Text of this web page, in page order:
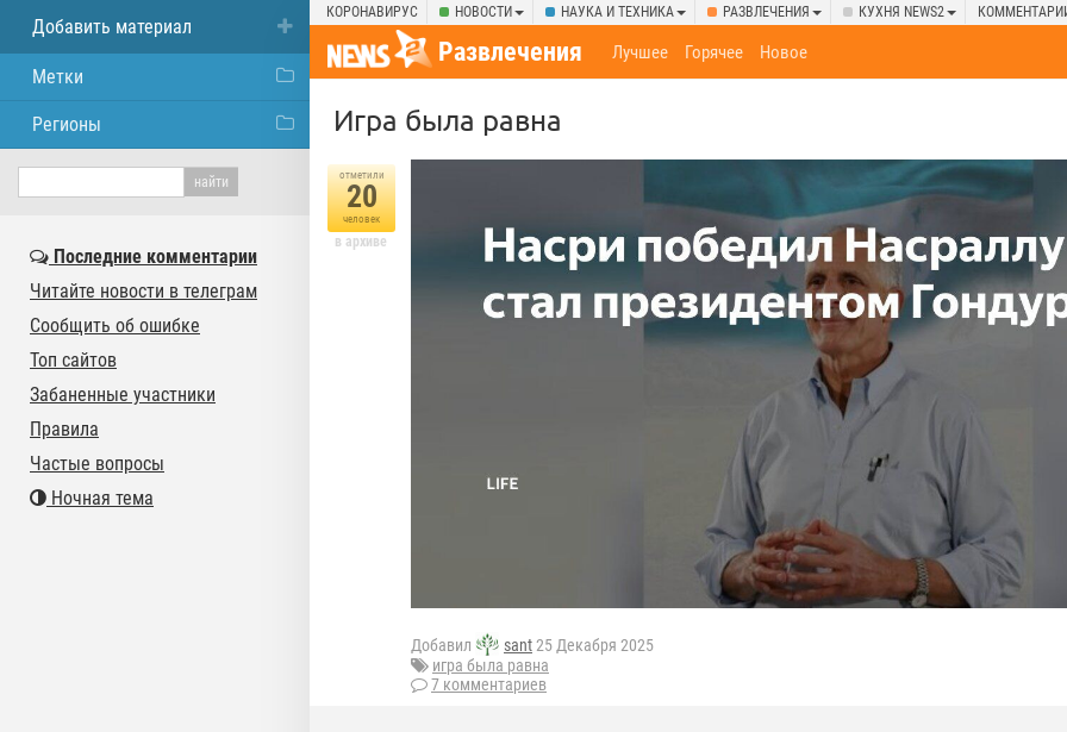
КОРОНАВИРУС НОВОСТИ НАУКА И ТЕХНИКА РАЗВЛЕЧЕНИЯ КУХНЯ NEWS2
Развлечения Лучшее Горячее Новое
Игра была равна
отметили
20
человек
в архиве
Добавил sant25 Декабря 2025
игра была равна
7 комментариев
Добавить материал
Метки
Регионы
Последние комментарии
Читайте новости в телеграм
Сообщить об ошибке
Топ сайтов
Забаненные участники
Правила
Частые вопросы
Ночная тема